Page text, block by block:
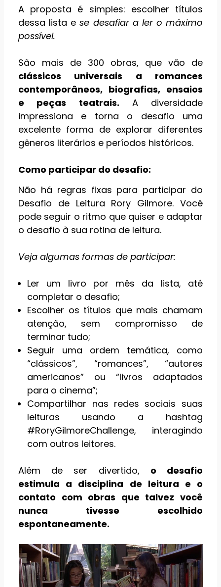
A proposta é simples: escolher títulos
dessa lista e se desafiar a ler o máximo
possível.
São mais de 300 obras, que vão de
clássicos universais a romances
contemporâneos, biografias, ensaios
e peças teatrais. A diversidade
impressiona e torna o desafio uma
excelente forma de explorar diferentes
gêneros literários e períodos históricos.
Como participar do desafio:
Não há regras fixas para participar do
Desafio de Leitura Rory Gilmore. Você
pode seguir o ritmo que quiser e adaptar
o desafio à sua rotina de leitura.
Veja algumas formas de participar:
Ler um livro por mês da lista, até
completar o desafio;
Escolher os títulos que mais chamam
atenção, sem compromisso de
terminar tudo;
Seguir uma ordem temática, como
“clássicos”, “romances”, “autores
americanos” ou “livros adaptados
para o cinema”;
Compartilhar nas redes sociais suas
leituras usando a hashtag
#RoryGilmoreChallenge, interagindo
com outros leitores.
Além de ser divertido, o desafio
estimula a disciplina de leitura e o
contato com obras que talvez você
nunca tivesse escolhido
espontaneamente.